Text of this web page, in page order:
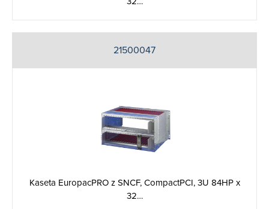
21500047
Kaseta EuropacPRO z SNCF, CompactPCI, 3U 84HP x
32…